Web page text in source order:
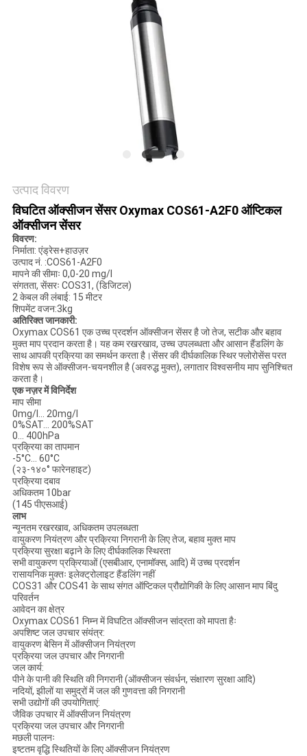
उत्पाद विवरण
विघटित ऑक्सीजन सेंसर Oxymax COS61-A2F0 ऑप्टिकल
ऑक्सीजन सेंसर
विवरण:
निर्माता: एंड्रेस+हाउज़र
उत्पाद नं. :COS61-A2F0
मापने की सीमाः 0,0-20 mg/l
संगतता, सेंसरः COS31, (डिजिटल)
2 केबल की लंबाई: 15 मीटर
शिपमेंट वजन:3kg
अतिरिक्त जानकारी:
Oxymax COS61 एक उच्च प्रदर्शन ऑक्सीजन सेंसर है जो तेज, सटीक और बहाव
मुक्त माप प्रदान करता है। यह कम रखरखाव, उच्च उपलब्धता और आसान हैंडलिंग के
साथ आपकी प्रक्रिया का समर्थन करता है।सेंसर की दीर्घकालिक स्थिर फ्लोरोसेंस परत
विशेष रूप से ऑक्सीजन-चयनशील है (अवरुद्ध मुक्त), लगातार विश्वसनीय माप सुनिश्चित
करता है।
एक नज़र में विनिर्देश
माप सीमा
0mg/l... 20mg/l
0%SAT... 200%SAT
0... 400hPa
प्रक्रिया का तापमान
-5°C... 60°C
(२३-१४०° फारेनहाइट)
प्रक्रिया दबाव
अधिकतम 10bar
(145 पीएसआई)
लाभ
न्यूनतम रखरखाव, अधिकतम उपलब्धता
वायुकरण नियंत्रण और प्रक्रिया निगरानी के लिए तेज, बहाव मुक्त माप
प्रक्रिया सुरक्षा बढ़ाने के लिए दीर्घकालिक स्थिरता
सभी वायुकरण प्रक्रियाओं (एसबीआर, एनामॉक्स, आदि) में उच्च प्रदर्शन
रासायनिक मुक्तः इलेक्ट्रोलाइट हैंडलिंग नहीं
COS31 और COS41 के साथ संगत ऑप्टिकल प्रौद्योगिकी के लिए आसान माप बिंदु
परिवर्तन
आवेदन का क्षेत्र
Oxymax COS61 निम्न में विघटित ऑक्सीजन सांद्रता को मापता हैः
अपशिष्ट जल उपचार संयंत्र:
वायुकरण बेसिन में ऑक्सीजन नियंत्रण
प्रक्रिया जल उपचार और निगरानी
जल कार्य:
पीने के पानी की स्थिति की निगरानी (ऑक्सीजन संवर्धन, संक्षारण सुरक्षा आदि)
नदियों, झीलों या समुद्रों में जल की गुणवत्ता की निगरानी
सभी उद्योगों की उपयोगिताएं:
जैविक उपचार में ऑक्सीजन नियंत्रण
प्रक्रिया जल उपचार और निगरानी
मछली पालनः
इष्टतम वृद्धि स्थितियों के लिए ऑक्सीजन नियंत्रण